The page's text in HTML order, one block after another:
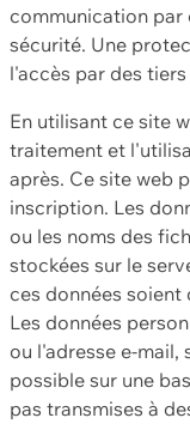
communication par
sécurité. Une
l'accès par des
En utilisant ce site
traitement et
après. Ce site web
inscription. Les
ou les noms des
stockées sur le
ces données
Les données
ou l'adresse e-mail,
possible sur une
pas transmises à